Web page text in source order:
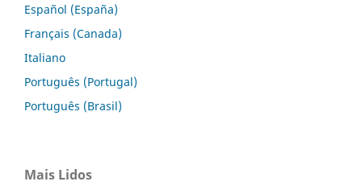
Español (España)
Français (Canada)
Italiano
Português (Portugal)
Português (Brasil)
Mais Lidos